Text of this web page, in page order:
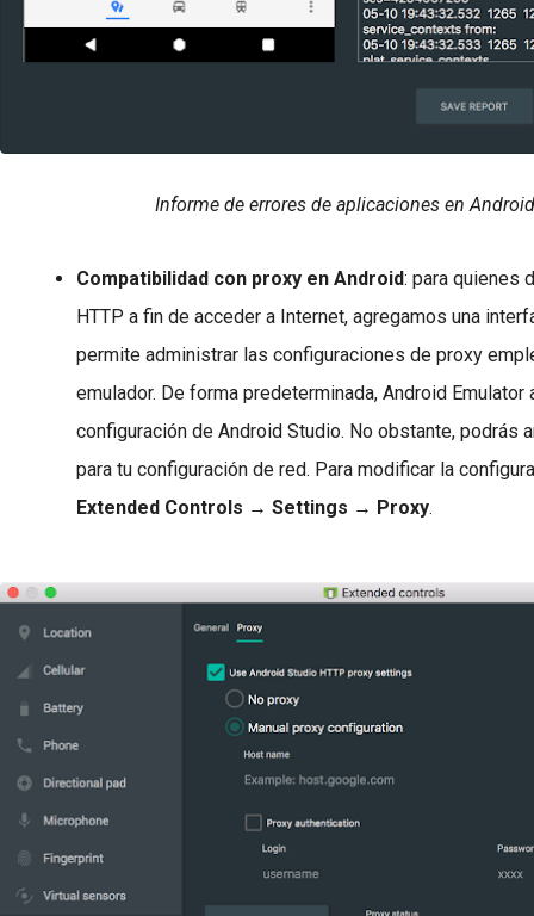
Informe de errores de aplicaciones en
Compatibilidad con proxy en Android: para quienes
HTTP a fin de acceder a Internet, agregamos una
permite administrar las configuraciones de proxy
emulador. De forma predeterminada, Android Emulator
configuración de Android Studio. No obstante, podrás
para tu configuración de red. Para modificar la
Extended Controls → Settings → Proxy.